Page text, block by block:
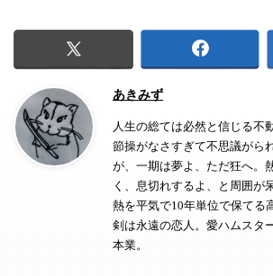
あきみず
人生の総ては必然と信じる不
節操がなさすぎて不思議がら
が、一期は夢よ、ただ狂へ。
く、息切れするよ、と周囲が
熱を平気で10年単位で保てる
剣は永遠の恋人。愛ハムスタ
本業。